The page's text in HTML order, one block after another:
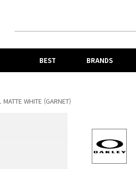
BEST BRANDS
WHITE (GARNET)